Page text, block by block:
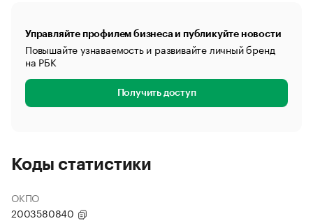
Управляйте профилем бизнеса и публикуйте новости
Повышайте узнаваемость и развивайте личный бренд
на РБК
Получить доступ
Коды статистики
ОКПО
2003580840